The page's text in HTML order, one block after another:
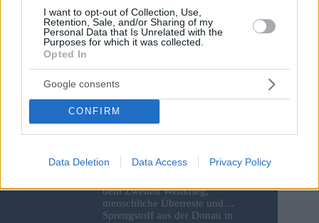
I want to opt-out of Collection, Use,
Retention, Sale, and/or Sharing of my
Personal Data that Is Unrelated with the
Purposes for which it was collected.
Opted In
Google consents
CONFIRM
Data Deletion Data Access Privacy Policy
Save my name, email and website in this browser for the
next time I comment.
Post Comment
dem Zweiten Weltkrieg,
menschliche Überreste und
Sprengstoff aus der Donau in